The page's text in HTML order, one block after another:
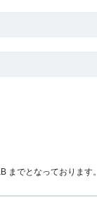
までとなっております。